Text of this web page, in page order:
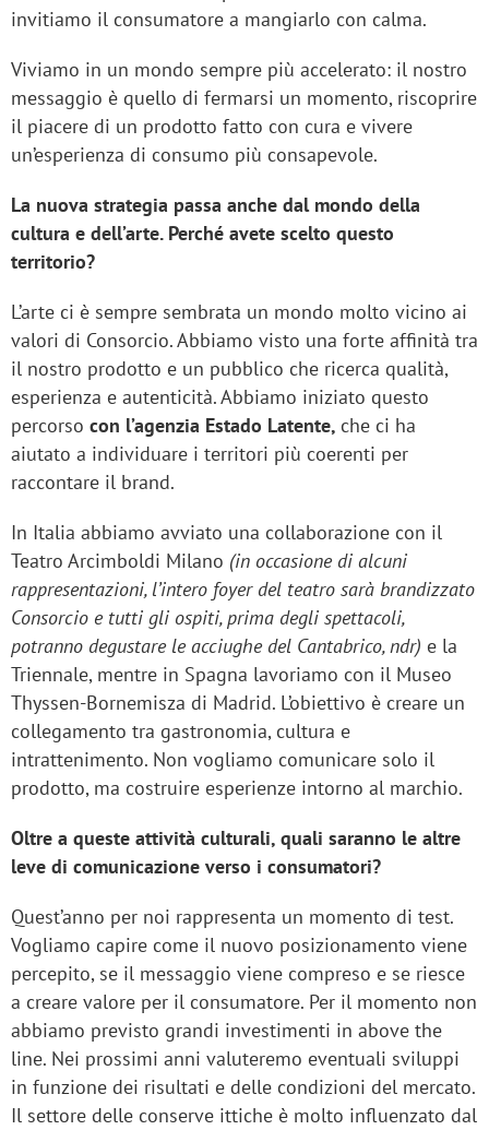
invitiamo il consumatore a mangiarlo con calma.
Viviamo in un mondo sempre più accelerato: il nostro
messaggio è quello di fermarsi un momento, riscoprire
il piacere di un prodotto fatto con cura e vivere
un’esperienza di consumo più consapevole.
La nuova strategia passa anche dal mondo della
cultura e dell’arte. Perché avete scelto questo
territorio?
L’arte ci è sempre sembrata un mondo molto vicino ai
valori di Consorcio. Abbiamo visto una forte affinità tra
il nostro prodotto e un pubblico che ricerca qualità,
esperienza e autenticità. Abbiamo iniziato questo
percorso con l’agenzia Estado Latente, che ci ha
aiutato a individuare i territori più coerenti per
raccontare il brand.
In Italia abbiamo avviato una collaborazione con il
Teatro Arcimboldi Milano (in occasione di alcuni
rappresentazioni, l’intero foyer del teatro sarà brandizzato
Consorcio e tutti gli ospiti, prima degli spettacoli,
potranno degustare le acciughe del Cantabrico, ndr) e la
Triennale, mentre in Spagna lavoriamo con il Museo
Thyssen-Bornemisza di Madrid. L’obiettivo è creare un
collegamento tra gastronomia, cultura e
intrattenimento. Non vogliamo comunicare solo il
prodotto, ma costruire esperienze intorno al marchio.
Oltre a queste attività culturali, quali saranno le altre
leve di comunicazione verso i consumatori?
Quest’anno per noi rappresenta un momento di test.
Vogliamo capire come il nuovo posizionamento viene
percepito, se il messaggio viene compreso e se riesce
a creare valore per il consumatore. Per il momento non
abbiamo previsto grandi investimenti in above the
line. Nei prossimi anni valuteremo eventuali sviluppi
in funzione dei risultati e delle condizioni del mercato.
Il settore delle conserve ittiche è molto influenzato dal